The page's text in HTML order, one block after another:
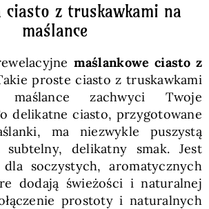
ciasto z truskawkami na
maślance
maślankowe ciasto z
proste ciasto z truskawkami
zachwyci Twoje
delikatne ciasto, przygotowane
ma niezwykle puszystą
delikatny smak. Jest
soczystych, aromatycznych
dodają świeżości i naturalnej
prostoty i naturalnych